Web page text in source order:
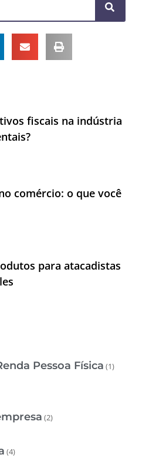
fiscais na indústria
comércio: o que você
para atacadistas
Pessoa Física (1)
(2)
(4)